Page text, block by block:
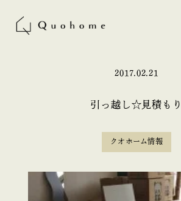
2017.02.21
引っ越し☆見積もり
クオホーム情報